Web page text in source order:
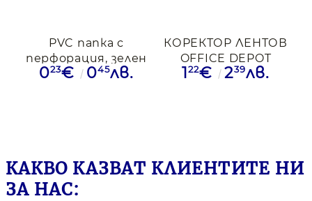
PVC папка с
перфорация, зелен
023€ 045лв.
КОРЕКТОР ЛЕНТОВ
OFFICE DEPOT
NICEDAY ,
122€ 239лв.
КАКВО КАЗВАТ КЛИЕНТИТЕ НИ
ЗА НАС: